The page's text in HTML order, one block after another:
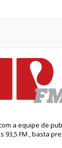
a equipe de
93,5 FM , basta